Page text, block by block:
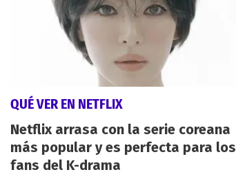
QUÉ VER EN NETFLIX
Netflix arrasa con la serie coreana
más popular y es perfecta para los
fans del K-drama